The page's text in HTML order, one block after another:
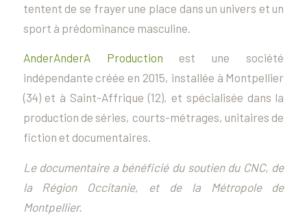
tentent de se frayer une place dans un univers et un
sport à prédominance masculine.
AnderAnderA Production est une société
indépendante créée en 2015, installée à Montpellier
(34) et à Saint-Affrique (12), et spécialisée dans la
production de séries, courts-métrages, unitaires de
fiction et documentaires.
Le documentaire a bénéficié du soutien du CNC, de
la Région Occitanie, et de la Métropole de
Montpellier.